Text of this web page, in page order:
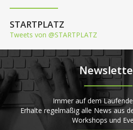
STARTPLATZ
Tweets von @STARTPLATZ
Immer auf dem
Erhalte regelmäßig alle News aus
Workshops und